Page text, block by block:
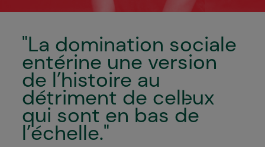
"La domination sociale
entérine une version
de l’histoire au
détriment de cell·eux
qui sont en bas de
l’échelle."